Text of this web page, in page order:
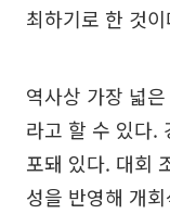
최하기로 한 것
역사상 가장 넓
라고 할 수 있다.
포돼 있다. 대회
성을 반영해 개